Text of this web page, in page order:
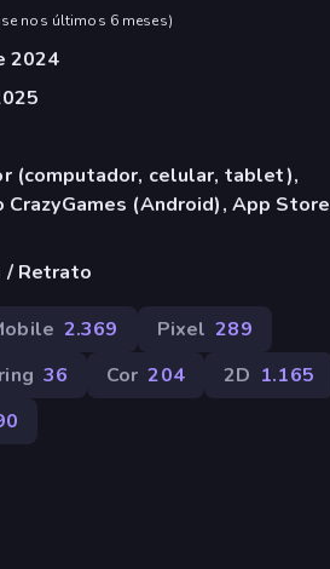
nos últimos 6 meses)
2024
(computador, celular, tablet),
(Android), App Store
/ Retrato
2.369 Pixel 289
36 Cor 204 2D 1.165